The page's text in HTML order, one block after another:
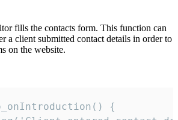
fills the contacts form. This function can
a client submitted contact details in order to
on the website.
{